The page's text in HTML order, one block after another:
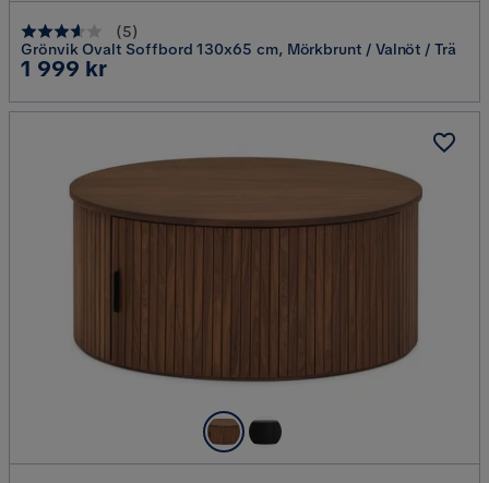
(5)
Grönvik Ovalt Soffbord 130x65 cm, Mörkbrunt / Valnöt / Trä
Pris
1 999 kr